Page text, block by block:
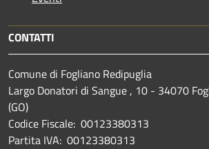
CONTATTI
Comune di Fogliano Redipuglia
Largo Donatori di Sangue , 10 - 34070
(GO)
Codice Fiscale: 00123380313
Partita IVA: 00123380313